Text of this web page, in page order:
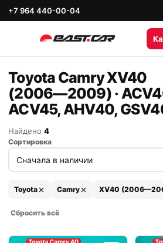
+7 964 440-00-04
Toyota Camry XV40
(2006—2009) ·
ACV45, AHV40,
Найдено 4
Сортировка
Toyota Camry XV40
Сбросить всё